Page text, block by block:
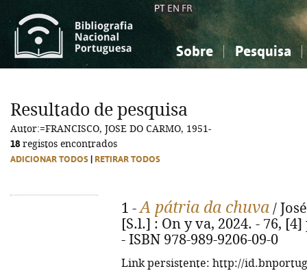
PT EN FR
Sobre Pesquisa
Ciências sociais...
Arte, desporto...
Ciências sociais...
Arte, desporto...
Resultado de pesquisa
Autor:=FRANCISCO, JOSE DO CARMO, 1951-
18 registos encontrados
ADICIONAR TODOS RETIRAR TODOS
1 -A pátria da chuva /
[S.l.] : On y va, 2024. - 76,
- ISBN 978-989-9206-09-0
Link persistente: http://